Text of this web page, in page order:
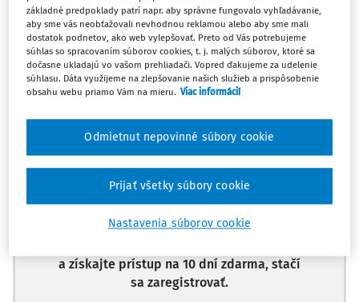
Máte predplatné? Prihláste sa
začiatok...
Celý odborný obsah z tejto oblasti je
a získajte prístup na 10 dní zdarma, stačí
sa zaregistrovať.
základné predpoklady patrí napr. aby správne fungovalo vyhľadávanie,
aby sme vás neobťažovali nevhodnou reklamou alebo aby sme mali
dostatok podnetov, ako web vylepšovať. Preto od Vás potrebujeme
súhlas so spracovaním súborov cookies, t. j. malých súborov, ktoré sa
dočasne ukladajú vo vašom prehliadači. Vopred ďakujeme za udelenie
súhlasu. Dáta využijeme na zlepšovanie našich služieb a prispôsobenie
obsahu webu priamo Vám na mieru. Viac informácií
Nastavenia súborov cookie
Odmietnut nepovinné súbory cookie
Prijať všetky súbory cookie